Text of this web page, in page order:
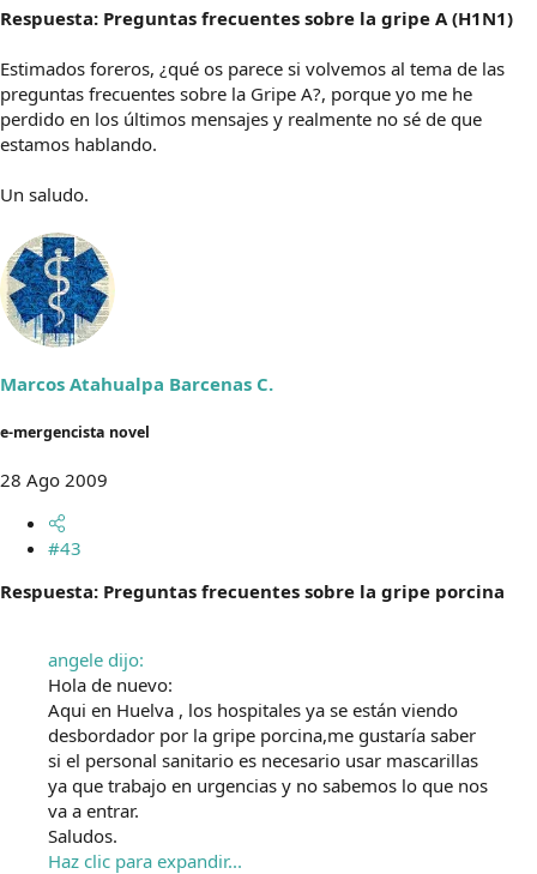
Respuesta: Preguntas frecuentes sobre la gripe A (H1N1)
Estimados foreros, ¿qué os parece si volvemos al tema de las
preguntas frecuentes sobre la Gripe A?, porque yo me he
perdido en los últimos mensajes y realmente no sé de que
estamos hablando.
Un saludo.
Marcos Atahualpa Barcenas C.
e-mergencista novel
28 Ago 2009
#43
Respuesta: Preguntas frecuentes sobre la gripe porcina
angele dijo:
Hola de nuevo:
Aqui en Huelva , los hospitales ya se están viendo
desbordador por la gripe porcina,me gustaría saber
si el personal sanitario es necesario usar mascarillas
ya que trabajo en urgencias y no sabemos lo que nos
va a entrar.
Saludos.
Haz clic para expandir...